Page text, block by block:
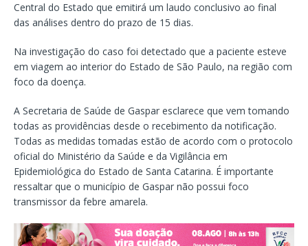
Central do Estado que emitirá um laudo conclusivo ao final
das análises dentro do prazo de 15 dias.
Na investigação do caso foi detectado que a paciente esteve
em viagem ao interior do Estado de São Paulo, na região com
foco da doença.
A Secretaria de Saúde de Gaspar esclarece que vem tomando
todas as providências desde o recebimento da notificação.
Todas as medidas tomadas estão de acordo com o protocolo
oficial do Ministério da Saúde e da Vigilância em
Epidemiológica do Estado de Santa Catarina. É importante
ressaltar que o município de Gaspar não possui foco
transmissor da febre amarela.